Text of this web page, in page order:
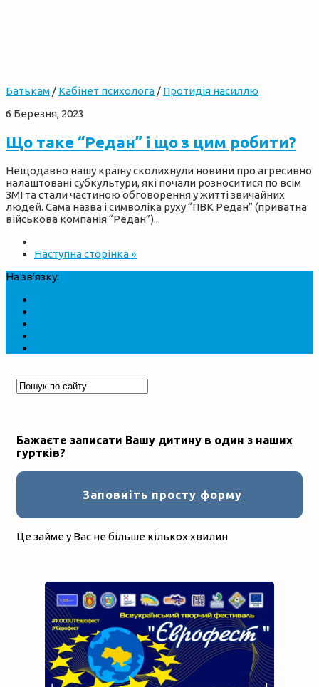
Батькам / Кабінет психолога / Протидія насиллю
6 Березня, 2023
Що таке “Редан” і що з цим робити?
Нещодавно нашу країну сколихнули новини про агресивно
налаштовані субкультури, які почали розноситися по всім
ЗМІ та стали частиною обговорення у житті звичайних
людей. Сама назва і символіка руху “ПВК Редан” (приватна
військова компанія “Редан”)...
Наступна сторінка »
На зв'язку:
Бажаєте записати Вашу дитину в один з наших
гуртків?
Заповніть просту форму
Це займе у Вас не більше кількох хвилин